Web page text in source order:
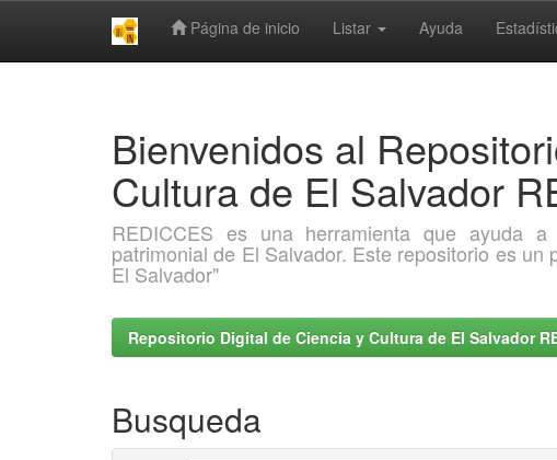
Página de inicio Listar Ayuda
Bienvenidos al
Cultura de El Salvador
REDICCES es una herramienta que ayuda
patrimonial de El Salvador. Este repositorio es
El Salvador"
Repositorio Digital de Ciencia y Cultura de El Salvador
Busqueda